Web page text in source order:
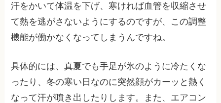
汗をかいて体温を下げ、寒ければ血管を収縮させ
て熱を逃がさないようにするのですが、この調整
機能が働かなくなってしまうんですね。
具体的には、真夏でも手足が氷のように冷たくな
ったり、冬の寒い日なのに突然顔がカーッと熱く
なって汗が噴き出したりします。また、エアコン